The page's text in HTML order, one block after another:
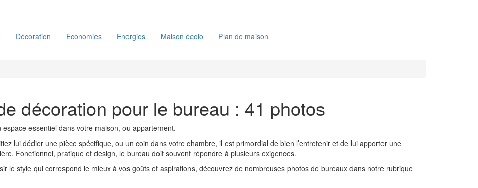
Décoration Economies Energies Maison écolo Plan de maison
décoration pour le bureau : 41 photos
espace essentiel dans votre maison, ou appartement.
lui dédier une pièce spécifique, ou un coin dans votre chambre, il est primordial de bien l’entretenir et de lui apporter une
Fonctionnel, pratique et design, le bureau doit souvent répondre à plusieurs exigences.
le style qui correspond le mieux à vos goûts et aspirations, découvrez de nombreuses photos de bureaux dans notre rubrique